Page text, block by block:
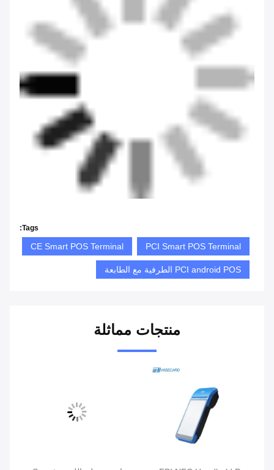
Tags:
PCI Smart POS Terminal
CE Smart POS Terminal
PCI android POS الطرفية مع الطابعة
منتجات مماثلة